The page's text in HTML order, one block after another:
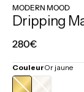
MODERN MOOD
Dripping
Prix
280€
CouleurOr jaune
OR
OR